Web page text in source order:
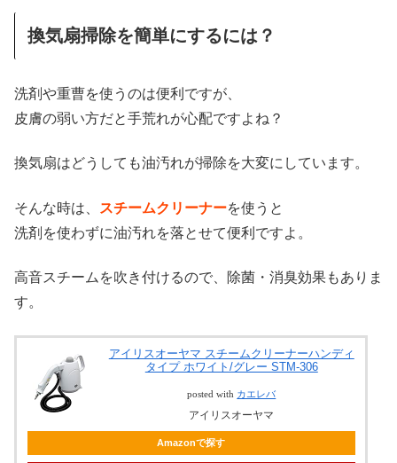
換気扇掃除を簡単にするには？
洗剤や重曹を使うのは便利ですが、
皮膚の弱い方だと手荒れが心配ですよね？
換気扇はどうしても油汚れが掃除を大変にしています。
そんな時は、 スチームクリーナーを使うと
洗剤を使わずに油汚れを落とせて便利ですよ。
高音スチームを吹き付けるので、除菌・消臭効果もありま
す。
アイリスオーヤマ スチームクリーナーハンディ
タイプ ホワイト/グレー STM-306
posted with カエレバ
アイリスオーヤマ
Amazonで探す